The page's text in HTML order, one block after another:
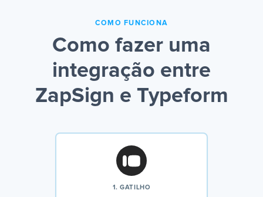
COMO FUNCIONA
Como fazer uma
integração entre
ZapSign e Typeform
1. GATILHO